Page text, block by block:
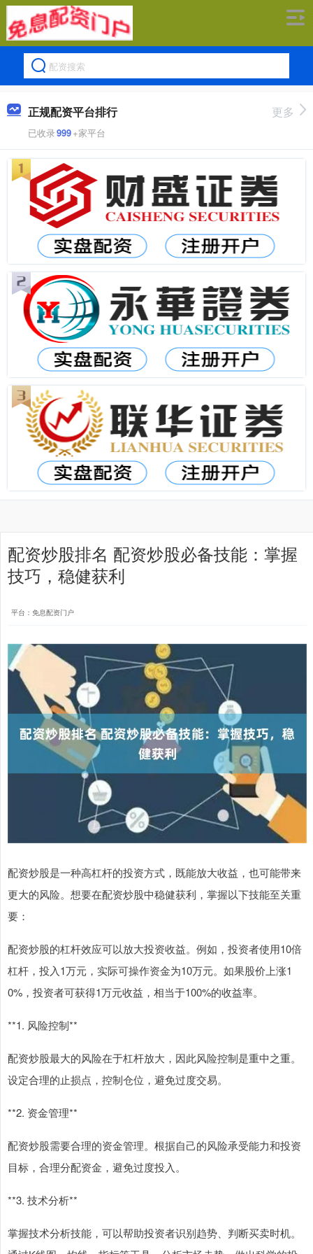
正规配资平台排行
已收录999+家平台
更多
配资炒股排名 配资炒股必备技能：掌握
技巧，稳健获利
平台：免息配资门户
配资炒股是一种高杠杆的投资方式，既能放大收益，也可能带来
更大的风险。想要在配资炒股中稳健获利，掌握以下技能至关重
要：
配资炒股的杠杆效应可以放大投资收益。例如，投资者使用10倍
杠杆，投入1万元，实际可操作资金为10万元。如果股价上涨1
0%，投资者可获得1万元收益，相当于100%的收益率。
**1. 风险控制**
配资炒股最大的风险在于杠杆放大，因此风险控制是重中之重。
设定合理的止损点，控制仓位，避免过度交易。
**2. 资金管理**
配资炒股需要合理的资金管理。根据自己的风险承受能力和投资
目标，合理分配资金，避免过度投入。
**3. 技术分析**
掌握技术分析技能，可以帮助投资者识别趋势、判断买卖时机。